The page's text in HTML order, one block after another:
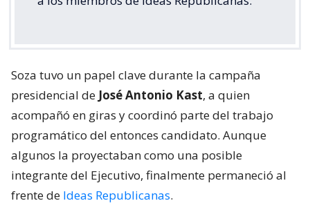
Soza tuvo un papel clave durante la campaña
presidencial de José Antonio Kast, a quien
acompañó en giras y coordinó parte del trabajo
programático del entonces candidato. Aunque
algunos la proyectaban como una posible
integrante del Ejecutivo, finalmente permaneció al
frente de Ideas Republicanas.